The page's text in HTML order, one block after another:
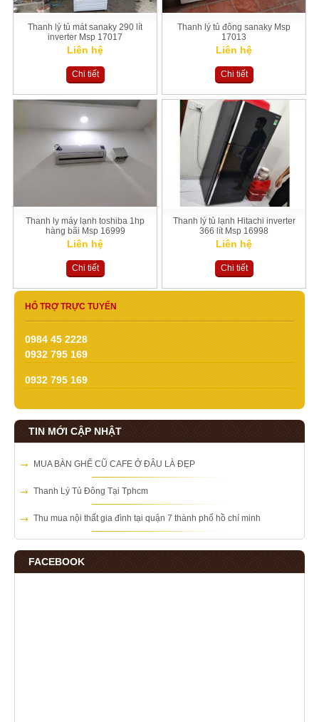
Thanh lý tủ mát sanaky 290 lít
inverter Msp 17017
Liên hệ
Chi tiết
Thanh lý tủ đông sanaky Msp
17013
Liên hệ
Chi tiết
Thanh ly máy lạnh toshiba 1hp
hàng bãi Msp 16999
Liên hệ
Chi tiết
Thanh lý tủ lạnh Hitachi inverter
366 lít Msp 16998
Liên hệ
Chi tiết
HỔ TRỢ TRỰC TUYẾN
0984 45 2228
0932 795 169
0932 795 169
TIN MỚI CẬP NHẬT
MUA BÀN GHẾ CŨ CAFE Ở ĐÂU LÀ ĐẸP
Thanh Lý Tủ Đông Tại Tphcm
Thu mua nội thất gia đình tại quận 7 thành phố hồ chí minh
FACEBOOK